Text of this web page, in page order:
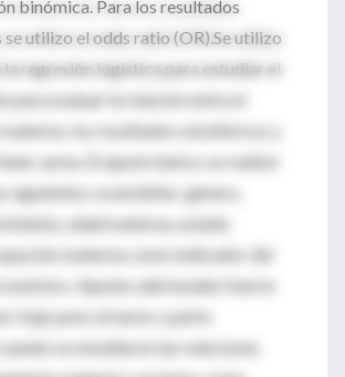
binómica. Para los resultados
utilizo el odds ratio (OR).Se utilizo
la regresión logística para estudiar el
para evaluar la relación entra el
los resultados obstétricos y
asma. El ajuste básico se realizó
siguientes covariables: género,
edad materna, estado
materna como indicador del
Ajustes adicionales fueron
bajo peso al nacer y parto
se estudiaron las relaciones